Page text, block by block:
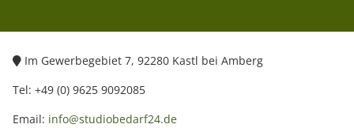
Im Gewerbegebiet 7, 92280 Kastl bei Amberg
Tel: +49 (0) 9625 9092085
Email: info@studiobedarf24.de